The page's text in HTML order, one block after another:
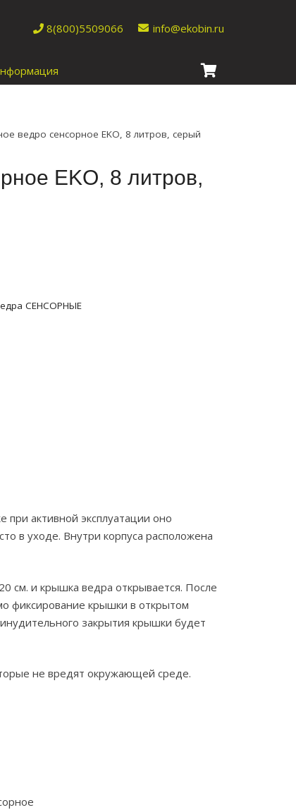
8(800)5509066 info@ekobin.ru
ведро сенсорное EKO, 8 литров, серый
EKO, 8 литров,
СЕНСОРНЫЕ
при активной эксплуатации оно
в уходе. Внутри корпуса расположена
см. и крышка ведра открывается. После
фиксирование крышки в открытом
закрытия крышки будет
не вредят окружающей среде.